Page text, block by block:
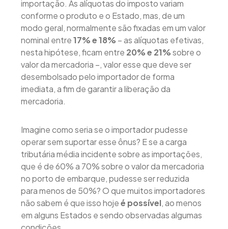
importação. As alíquotas do imposto variam
conforme o produto e o Estado, mas, de um
modo geral, normalmente são fixadas em um valor
nominal entre17% e 18% – as alíquotas efetivas,
nesta hipótese, ficam entre 20% e 21%sobre o
valor da mercadoria –, valor esse que deve ser
desembolsado pelo importador de forma
imediata, a fim de garantir a liberação da
mercadoria.
Imagine como seria se o importador pudesse
operar sem suportar esse ônus? E se a carga
tributária média incidente sobre as importações,
que é de 60% a 70% sobre o valor da mercadoria
no porto de embarque, pudesse ser reduzida
para menos de 50%? O que muitos importadores
não sabem é que isso hojeé possível, ao menos
em alguns Estados e sendo observadas algumas